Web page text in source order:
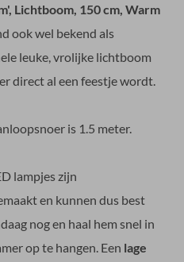
Lichtboom, 150 cm, Warm
ook wel bekend als
leuke, vrolijke lichtboom
direct al een feestje wordt.
is 1.5 meter.
lampjes zijn
en kunnen dus best
nog en haal hem snel in
op te hangen. Een lage